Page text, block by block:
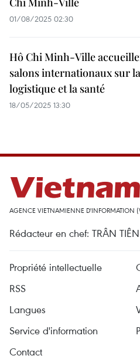
01/08/2025 02:30
Hô Chi Minh-Ville
salons internationaux sur la
logistique et la santé
18/05/2025 13:30
AGENCE VIETNAMIENNE D'INFORMATION
Rédacteur en chef: TRÂN
Propriété intellectuelle
RSS
Langues
Service d'information
Contact